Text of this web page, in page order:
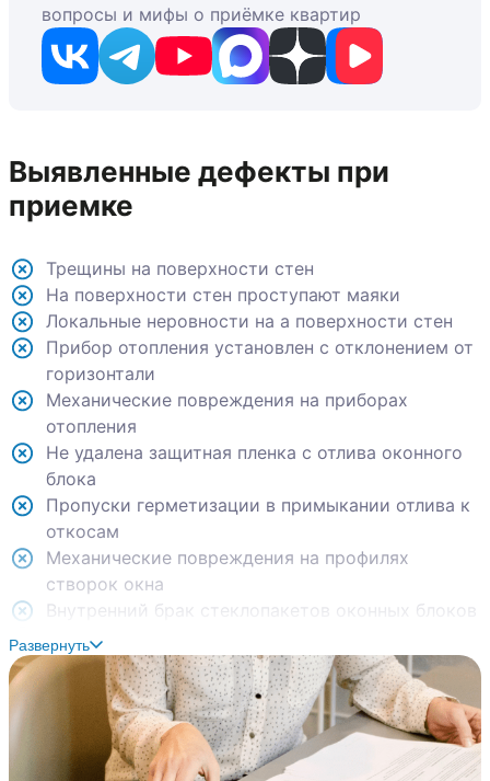
вопросы и мифы о приёмке квартир
Выявленные дефекты при
приемке
Трещины на поверхности стен
На поверхности стен проступают маяки
Локальные неровности на а поверхности стен
Прибор отопления установлен с отклонением от
горизонтали
Механические повреждения на приборах
отопления
Не удалена защитная пленка с отлива оконного
блока
Пропуски герметизации в примыкании отлива к
откосам
Механические повреждения на профилях
створок окна
Внутренний брак стеклопакетов оконных блоков
Механические повреждения на нижнем
стеклопакете оконного блока
Створки оконных блоков требуют регулировки
Отслоение штукатурного слоя от основания
стены (в санузле)
Развернуть